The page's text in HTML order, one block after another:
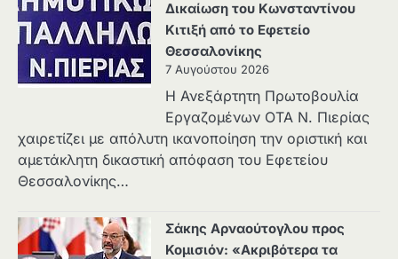
Δικαίωση του Κωνσταντίνου
Κιτιξή από το Εφετείο
Θεσσαλονίκης
7 Αυγούστου 2026
Η Ανεξάρτητη Πρωτοβουλία
Εργαζομένων ΟΤΑ Ν. Πιερίας
χαιρετίζει με απόλυτη ικανοποίηση την οριστική και
αμετάκλητη δικαστική απόφαση του Εφετείου
Θεσσαλονίκης…
Σάκης Αρναούτογλου προς
Κομισιόν: «Ακριβότερα τα